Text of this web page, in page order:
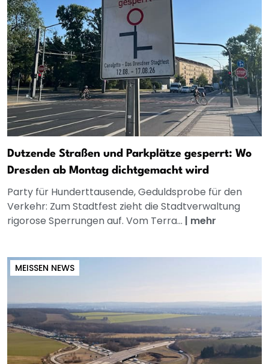
Dutzende Straßen und Parkplätze gesperrt: Wo
Dresden ab Montag dichtgemacht wird
Party für Hunderttausende, Geduldsprobe für den
Verkehr: Zum Stadtfest zieht die Stadtverwaltung
rigorose Sperrungen auf. Vom Terra... | mehr
MEISSEN NEWS